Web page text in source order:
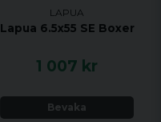
LAPUA
Lapua 6.5x55 SE Boxer
1 007 kr
Bevaka